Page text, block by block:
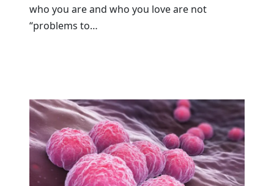
who you are and who you love are not
“problems to…